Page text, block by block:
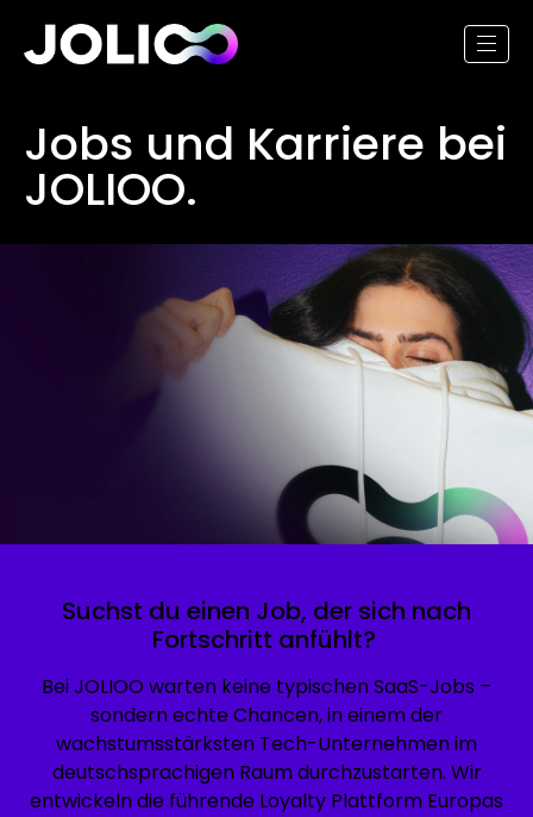
Jobs und Karriere bei
JOLIOO.
Suchst du einen Job, der sich nach
Fortschritt anfühlt?
Bei JOLIOO warten keine typischen SaaS-Jobs –
sondern echte Chancen, in einem der
wachstumsstärksten Tech-Unternehmen im
deutschsprachigen Raum durchzustarten. Wir
entwickeln die führende Loyalty Plattform Europas